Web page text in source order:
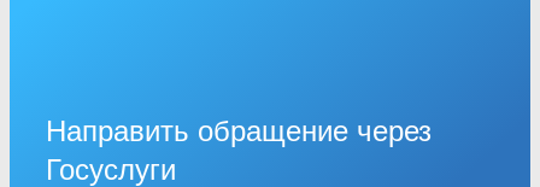
Направить обращение через
Госуслуги